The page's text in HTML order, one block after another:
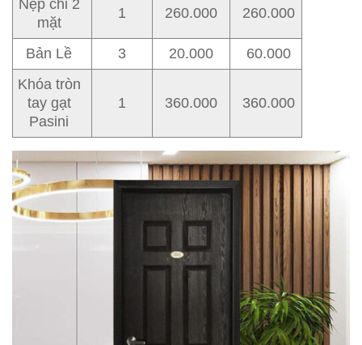
Nẹp chỉ 2
mặt
1 260.000 260.000
Bản Lề 3 20.000
60.000
Khóa tròn
tay gạt
Pasini
1 360.000 360.000